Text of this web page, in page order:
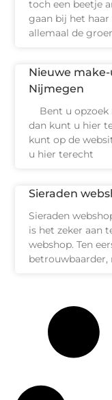
toch een beetje
gaan bij het
allemaal de
Nieuwe
Nijmegen
Bent u opzoek
dan kunt u hier
kunt op de
u hier terecht
Sieraden
Sieraden
is het zeker aan
webshop. Ten
betrouwbaarder,